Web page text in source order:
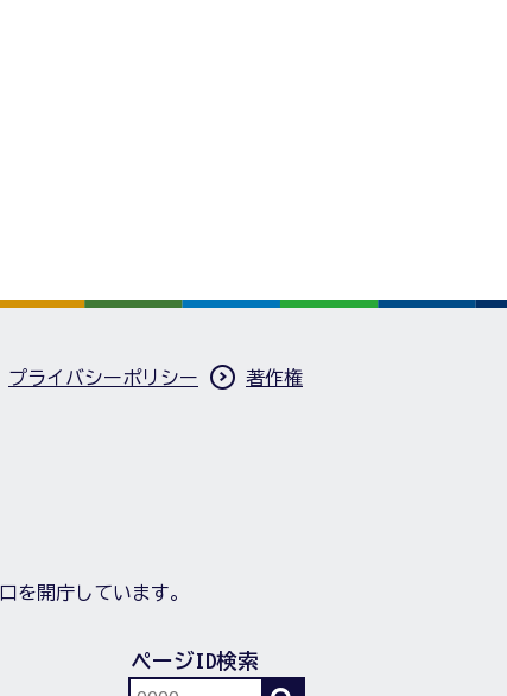
プライバシーポリシー 著作権
を開庁しています。
ページID検索